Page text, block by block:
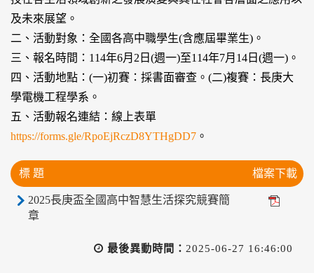
及未來展望。
二、活動對象：全國各高中職學生(含應屆畢業生)。
三、報名時間：114年6月2日(週一)至114年7月14日(週一)。
四、活動地點：(一)初賽：採書面審查。(二)複賽：長庚大
學電機工程學系。
五、活動報名連結：線上表單
https://forms.gle/RpoEjRczD8YTHgDD7 。
標 題 檔案下載
2025長庚盃全國高中智慧生活探究競賽簡
章
最後異動時間： 2025-06-27 16:46:00